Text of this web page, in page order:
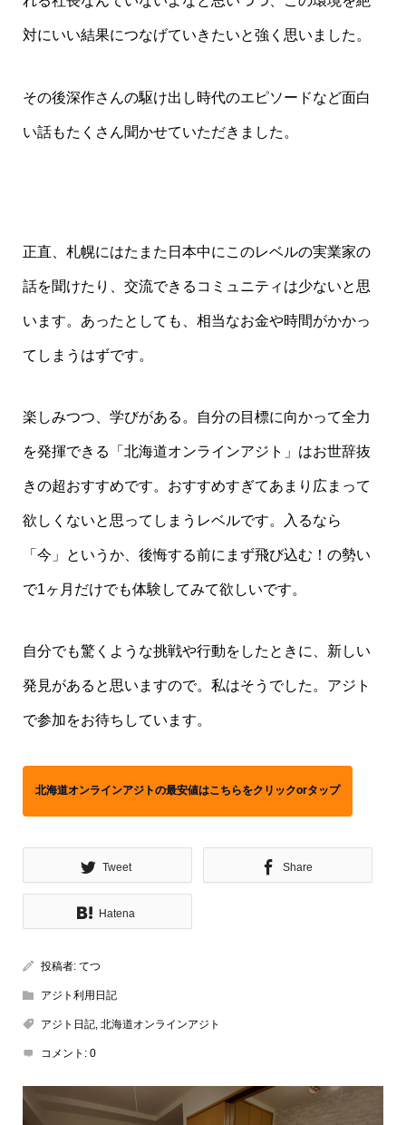
対にいい結果につなげていきたいと強く思いました。
その後深作さんの駆け出し時代のエピソードなど面白
い話もたくさん聞かせていただきました。
正直、札幌にはたまた日本中にこのレベルの実業家の
話を聞けたり、交流できるコミュニティは少ないと思
います。あったとしても、相当なお金や時間がかかっ
てしまうはずです。
楽しみつつ、学びがある。自分の目標に向かって全力
を発揮できる「北海道オンラインアジト」はお世辞抜
きの超おすすめです。おすすめすぎてあまり広まって
欲しくないと思ってしまうレベルです。入るなら
「今」というか、後悔する前にまず飛び込む！の勢い
で1ヶ月だけでも体験してみて欲しいです。
自分でも驚くような挑戦や行動をしたときに、新しい
発見があると思いますので。私はそうでした。アジト
で参加をお待ちしています。
北海道オンラインアジトの最安値はこちらをクリックorタップ
Tweet Share
Hatena
投稿者: てつ
アジト利用日記
アジト日記, 北海道オンラインアジト
コメント: 0